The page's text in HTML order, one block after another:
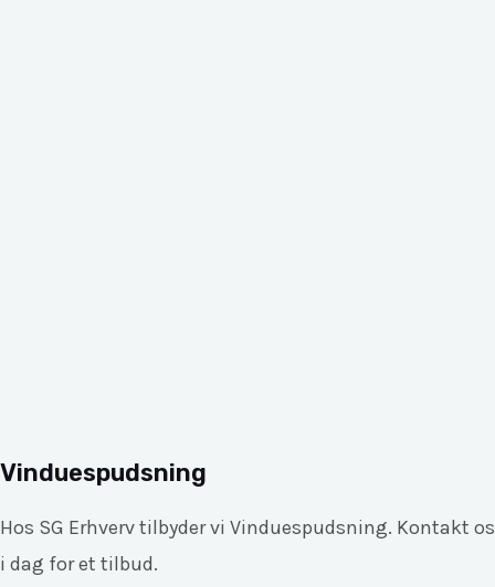
Vinduespudsning
Hos SG Erhverv tilbyder vi Vinduespudsning. Kontakt os
i dag for et tilbud.